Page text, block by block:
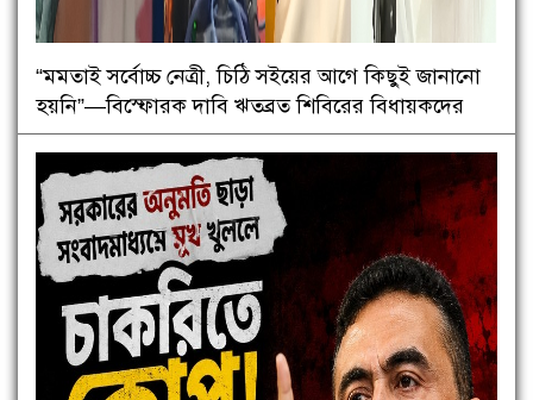
“মমতাই সর্বোচ্চ নেত্রী, চিঠি সইয়ের আগে কিছুই জানানো
হয়নি”—বিস্ফোরক দাবি ঋতব্রত শিবিরের বিধায়কদের